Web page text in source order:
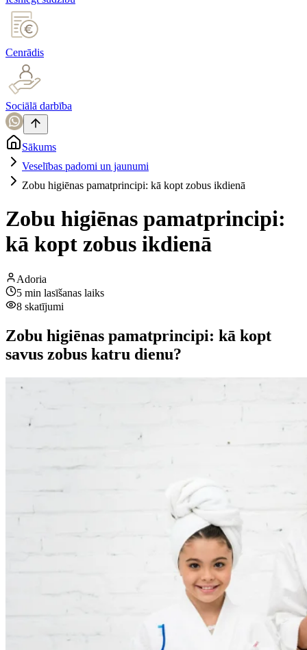
Cenrādis
Sociālā darbība
Sākums
Veselības padomi un jaunumi
Zobu higiēnas pamatprincipi: kā kopt zobus ikdienā
Zobu higiēnas pamatprincipi:
kā kopt zobus ikdienā
Adoria
5 min lasīšanas laiks
8 skatījumi
Zobu higiēnas pamatprincipi: kā kopt
savus zobus katru dienu?